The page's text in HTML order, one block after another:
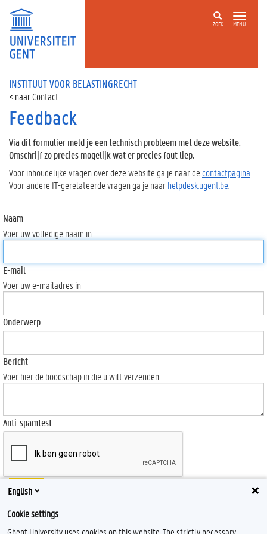
ZOEK MENU
INSTITUUT VOOR BELASTINGRECHT
Contact
Feedback
Via dit formulier meld je een technisch probleem met deze website.
Omschrijf zo precies mogelijk wat er precies fout liep.
Voor inhoudelijke vragen over deze website ga je naar de contactpagina
Voor andere IT-gerelateerde vragen ga je naarhelpdesk.ugent.be
Naam
Voer uw volledige naam in
E-mail
Voer uw e-mailadres in
Onderwerp
Bericht
Voer hier de boodschap in die u wilt verzenden.
Anti-spamtest
Send
English
Cookie settings